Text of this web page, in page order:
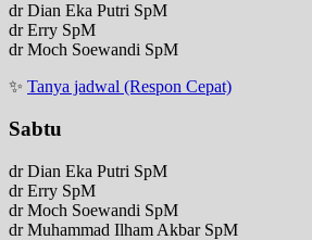
dr Dian Eka Putri SpM
dr Erry SpM
dr Moch Soewandi SpM
✨ Tanya jadwal (Respon Cepat)
Sabtu
dr Dian Eka Putri SpM
dr Erry SpM
dr Moch Soewandi SpM
dr Muhammad Ilham Akbar SpM